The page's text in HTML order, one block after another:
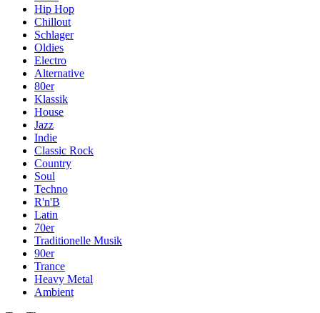
Hip Hop
Chillout
Schlager
Oldies
Electro
Alternative
80er
Klassik
House
Jazz
Indie
Classic Rock
Country
Soul
Techno
R'n'B
Latin
70er
Traditionelle Musik
90er
Trance
Heavy Metal
Ambient